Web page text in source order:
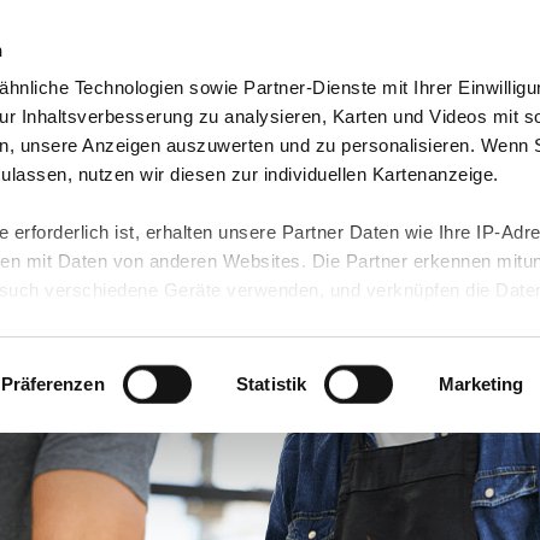
Technologien sowie Partner-Dienste mit Ihrer
Inhaltsverbesserung zu analysieren, Karten und Videos mit
unsere Anzeigen auszuwerten und zu personalisieren. Wenn
nutzen wir diesen zur individuellen Kartenanzeige.
erforderlich ist, erhalten unsere Partner Daten wie Ihre IP-
mit Daten von anderen Websites. Die Partner erkennen
verschiedene Geräte verwenden, und verknüpfen die Daten
ist kein der EU gleichwertiges Datenschutzniveau
Daten führen kann.
unserenDatenschutzhinweisenund in unsererCookie-
Funktionen für diese Zwecke aktiviert sind, müssen Sie
mittels nachfolgender Buttons über Ihre Einwilligung für
erteilte Einwilligung stets für die Zukunft widerrufen. Bitte
Präferenzen Statistik Marketing
& Angebote Presse & Themen Jobs & Karriere